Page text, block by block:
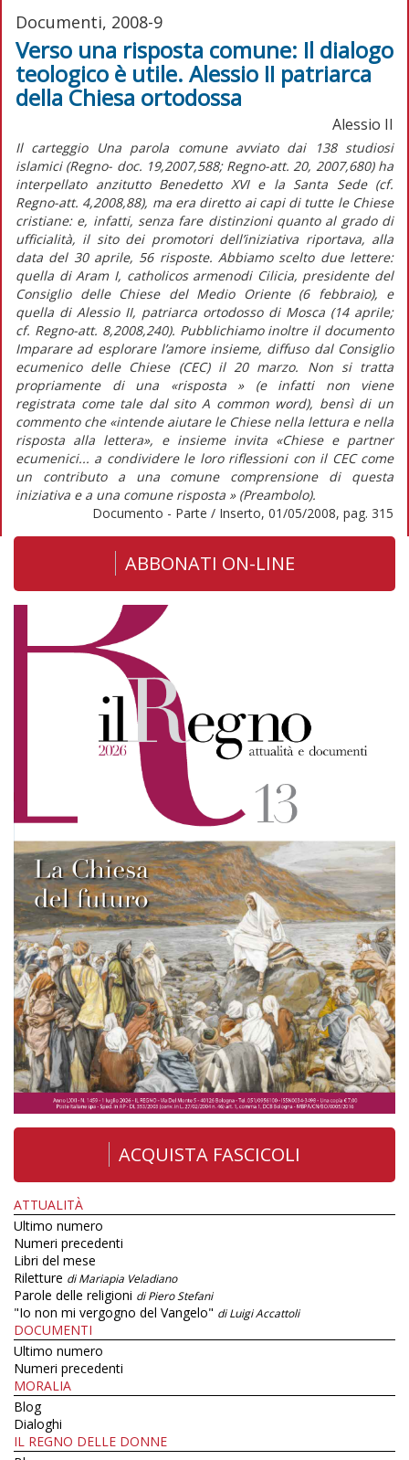
Documenti, 2008-9
Verso una risposta comune: Il dialogo
teologico è utile. Alessio II patriarca
della Chiesa ortodossa
Alessio II
Il carteggio Una parola comune avviato dai 138 studiosi
islamici (Regno- doc. 19,2007,588; Regno-att. 20, 2007,680) ha
interpellato anzitutto Benedetto XVI e la Santa Sede (cf.
Regno-att. 4,2008,88), ma era diretto ai capi di tutte le Chiese
cristiane: e, infatti, senza fare distinzioni quanto al grado di
ufficialità, il sito dei promotori dell’iniziativa riportava, alla
data del 30 aprile, 56 risposte. Abbiamo scelto due lettere:
quella di Aram I, catholicos armenodi Cilicia, presidente del
Consiglio delle Chiese del Medio Oriente (6 febbraio), e
quella di Alessio II, patriarca ortodosso di Mosca (14 aprile;
cf. Regno-att. 8,2008,240). Pubblichiamo inoltre il documento
Imparare ad esplorare l’amore insieme, diffuso dal Consiglio
ecumenico delle Chiese (CEC) il 20 marzo. Non si tratta
propriamente di una «risposta » (e infatti non viene
registrata come tale dal sito A common word), bensì di un
commento che «intende aiutare le Chiese nella lettura e nella
risposta alla lettera», e insieme invita «Chiese e partner
ecumenici... a condividere le loro riflessioni con il CEC come
un contributo a una comune comprensione di questa
iniziativa e a una comune risposta » (Preambolo).
Documento - Parte / Inserto, 01/05/2008, pag. 315
ABBONATI ON-LINE
ACQUISTA FASCICOLI
ATTUALITÀ
Ultimo numero
Numeri precedenti
Libri del mese
Riletture di Mariapia Veladiano
Parole delle religioni di Piero Stefani
"Io non mi vergogno del Vangelo" di Luigi Accattoli
DOCUMENTI
Ultimo numero
Numeri precedenti
MORALIA
Blog
Dialoghi
IL REGNO DELLE DONNE